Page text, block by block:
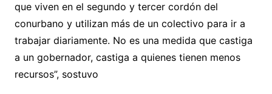
que viven en el segundo y tercer cordón del
conurbano y utilizan más de un colectivo para ir a
trabajar diariamente. No es una medida que castiga
a un gobernador, castiga a quienes tienen menos
recursos”, sostuvo